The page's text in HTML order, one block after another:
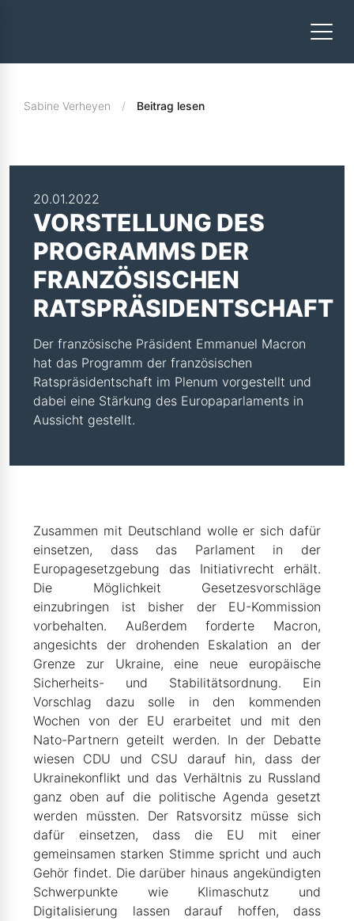
Sabine Verheyen Beitrag lesen
20.01.2022
VORSTELLUNG DES
PROGRAMMS DER
FRANZÖSISCHEN
RATSPRÄSIDENTSCHAFT
Der französische Präsident Emmanuel Macron
hat das Programm der französischen
Ratspräsidentschaft im Plenum vorgestellt und
dabei eine Stärkung des Europaparlaments in
Aussicht gestellt.
Zusammen mit Deutschland wolle er sich dafür
einsetzen, dass das Parlament in der
Europagesetzgebung das Initiativrecht erhält.
Die Möglichkeit Gesetzesvorschläge
einzubringen ist bisher der EU-Kommission
vorbehalten. Außerdem forderte Macron,
angesichts der drohenden Eskalation an der
Grenze zur Ukraine, eine neue europäische
Sicherheits- und Stabilitätsordnung. Ein
Vorschlag dazu solle in den kommenden
Wochen von der EU erarbeitet und mit den
Nato-Partnern geteilt werden. In der Debatte
wiesen CDU und CSU darauf hin, dass der
Ukrainekonflikt und das Verhältnis zu Russland
ganz oben auf die politische Agenda gesetzt
werden müssten. Der Ratsvorsitz müsse sich
dafür einsetzen, dass die EU mit einer
gemeinsamen starken Stimme spricht und auch
Gehör findet. Die darüber hinaus angekündigten
Schwerpunkte wie Klimaschutz und
Digitalisierung lassen darauf hoffen, dass